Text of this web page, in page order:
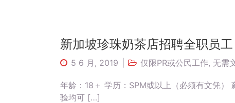
新加坡珍珠奶茶店招聘全职员工
5 6 月, 2019 仅限PR或公民工作, 无需
年龄：18＋ 学历：SPM或以上（必须有文凭
验均可 […]